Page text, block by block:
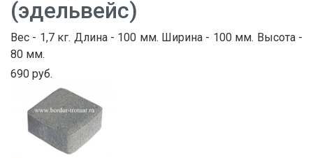
(эдельвейс)
Вес - 1,7 кг. Длина - 100 мм. Ширина - 100 мм. Высота -
80 мм.
690 руб.